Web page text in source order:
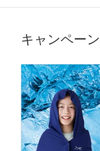
キャンペーン